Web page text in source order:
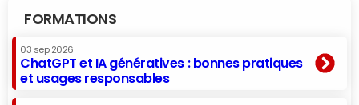
FORMATIONS
03 sep 2026
ChatGPT et IA génératives : bonnes pratiques
et usages responsables